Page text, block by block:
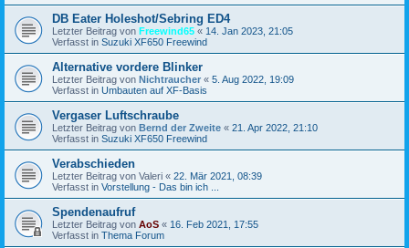
DB Eater Holeshot/Sebring ED4
Letzter Beitrag von Freewind65 « 14. Jan 2023, 21:05
Verfasst in Suzuki XF650 Freewind
Alternative vordere Blinker
Letzter Beitrag von Nichtraucher « 5. Aug 2022, 19:09
Verfasst in Umbauten auf XF-Basis
Vergaser Luftschraube
Letzter Beitrag von Bernd der Zweite « 21. Apr 2022, 21:10
Verfasst in Suzuki XF650 Freewind
Verabschieden
Letzter Beitrag von Valeri « 22. Mär 2021, 08:39
Verfasst in Vorstellung - Das bin ich ...
Spendenaufruf
Letzter Beitrag von AoS « 16. Feb 2021, 17:55
Verfasst in Thema Forum